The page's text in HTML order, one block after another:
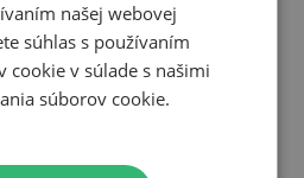
našej webovej
súhlas s používaním
cookie v súlade s našimi
súborov cookie.